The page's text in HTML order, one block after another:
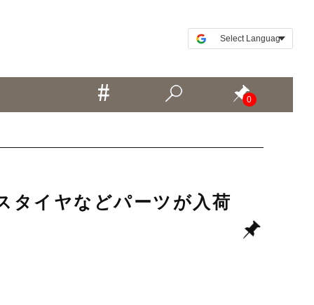
0
タイヤなどパーツが入荷